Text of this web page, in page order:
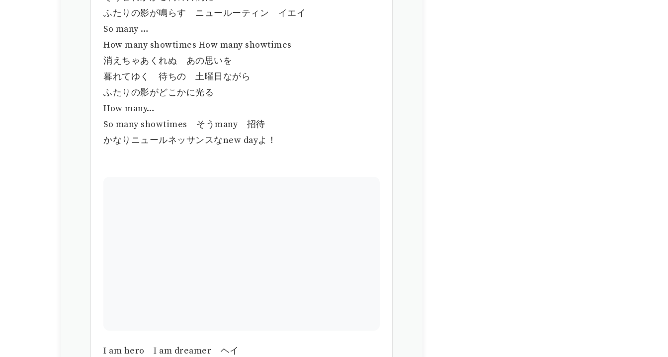
ふたりの影が鳴らす ニュールーティン イエイ
So many …
How many showtimes How many showtimes
消えちゃあくれぬ あの思いを
暮れてゆく 待ちの 土曜日ながら
ふたりの影がどこかに光る
How many…
So many showtimes そうmany 招待
かなりニュールネッサンスなnew dayよ！
I am hero I am dreamer ヘイ